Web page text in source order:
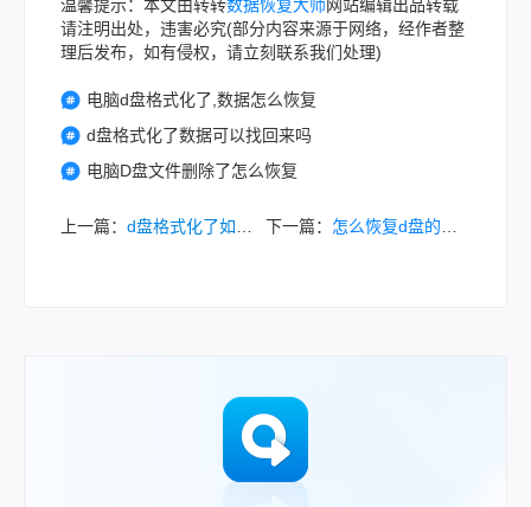
温馨提示：本文由转转数据恢复大师 网站编辑出品转载
请注明出处，违害必究(部分内容来源于网络，经作者整
理后发布，如有侵权，请立刻联系我们处理)
电脑d盘格式化了,数据怎么恢复
d盘格式化了数据可以找回来吗
电脑D盘文件删除了怎么恢复
上一篇： d盘格式化了如何恢复？别慌，这里有恢复策略！ 下一篇： 怎么恢复d盘的原来的东西？学会以下方法轻松找回！